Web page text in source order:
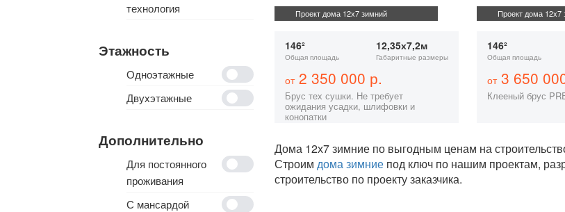
технология
Этажность
Одноэтажные
Двухэтажные
Дополнительно
Для постоянного
проживания
С мансардой
Проект дома 12х7 зимний
146²
Общая площадь
12,35х7,2м
Габаритные размеры
от2 350 000 р.
Брус тех сушки. Не требует
ожидания усадки, шлифовки и
конопатки
Проект дома 12х7
146²
Общая площадь
от3 650
Клееный брус
Дома 12х7 зимние по выгодным ценам на
Строим дома зимние под ключ по нашим проектам,
строительство по проекту заказчика.